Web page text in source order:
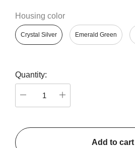
Housing color
Crystal Silver Emerald Green
Quantity:
Add to cart